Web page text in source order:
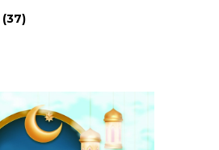
(37)